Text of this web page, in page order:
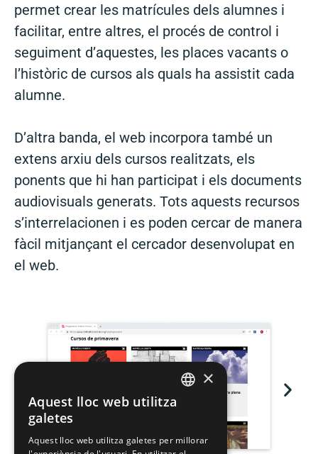
permet crear les matrícules dels alumnes i
facilitar, entre altres, el procés de control i
seguiment d’aquestes, les places vacants o
l’històric de cursos als quals ha assistit cada
alumne.
D’altra banda, el web incorpora també un
extens arxiu dels cursos realitzats, els
ponents que hi han participat i els documents
audiovisuals generats. Tots aquests recursos
s’interrelacionen i es poden cercar de manera
fàcil mitjançant el cercador desenvolupat en
el web.
×
Aquest lloc web utilitza
galetes
Aquest lloc web utilitza galetes per millorar